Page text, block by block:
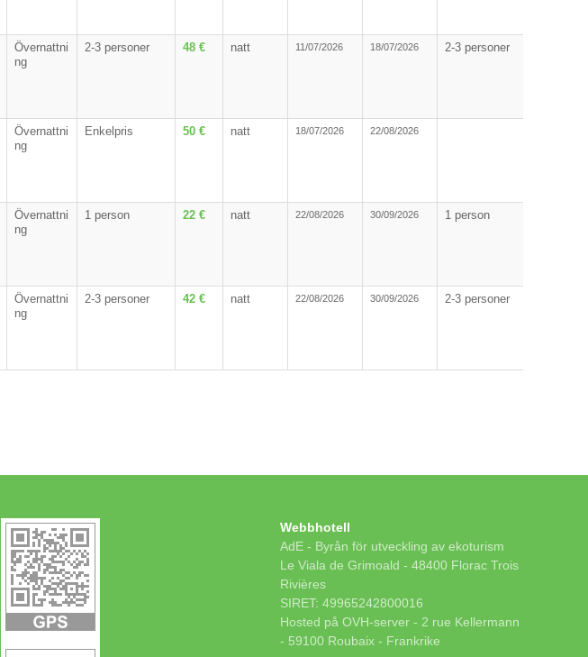
Övernattni
ng
2-3 personer 48 € natt 11/07/2026 18/07/2026 2-3 personer
Övernattni
ng
Enkelpris 50 € natt 18/07/2026 22/08/2026
Övernattni
ng
1 person 22 € natt 22/08/2026 30/09/2026 1 person
Övernattni
ng
2-3 personer 42 € natt 22/08/2026 30/09/2026 2-3 personer
Webbhotell
AdE - Byrån för utveckling av ekoturism
Le Viala de Grimoald - 48400 Florac Trois
Rivières
SIRET: 49965242800016
Hosted på OVH-server - 2 rue Kellermann
- 59100 Roubaix - Frankrike